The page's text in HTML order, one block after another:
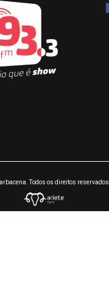
Todos os direitos reservados